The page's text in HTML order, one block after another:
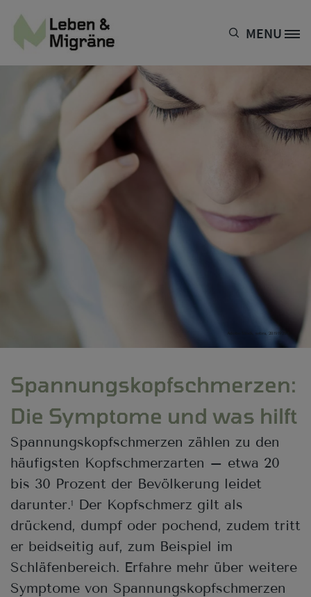
Site Logo MENU
Adobe Stock, sebra, 281919292
Spannungskopfschmerzen:
Die Symptome und was hilft
Spannungskopfschmerzen zählen zu den
häufigsten Kopfschmerzarten – etwa 20
bis 30 Prozent der Bevölkerung leidet
darunter.1
Der Kopfschmerz gilt als
drückend, dumpf oder pochend, zudem tritt
er beidseitig auf, zum Beispiel im
Schläfenbereich. Erfahre mehr über weitere
Symptome von Spannungskopfschmerzen